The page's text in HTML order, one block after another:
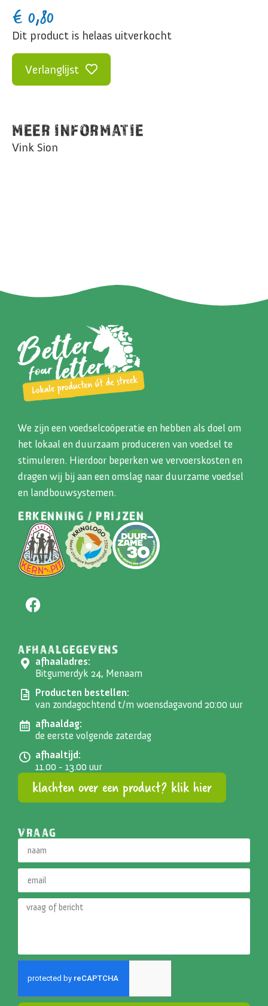
€ 0,80
Dit product is helaas uitverkocht
Verlanglijst
MEER INFORMATIE
Vink Sion
We zijn een voedselcoöperatie en hebben als doel om
het lokaal en duurzaam produceren van voedsel te
stimuleren. Hierdoor beperken we vervoerskosten en
dragen wij bij aan een omslag naar duurzame voedsel
en landbouwsystemen.
ERKENNING / PRIJZEN
AFHAALGEGEVENS
afhaaladres:
Bitgumerdyk 24, Menaam
Producten bestellen:
van zondagochtend t/m woensdagavond 20:00 uur
afhaaldag:
de eerste volgende zaterdag
afhaaltijd:
11.00 - 13.00 uur
klachten over een product? klik hier
VRAAG